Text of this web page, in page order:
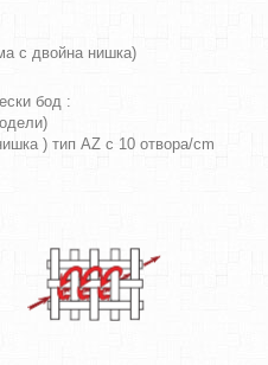
с двойна нишка)
бод :
) тип AZ с 10 отвора/cm